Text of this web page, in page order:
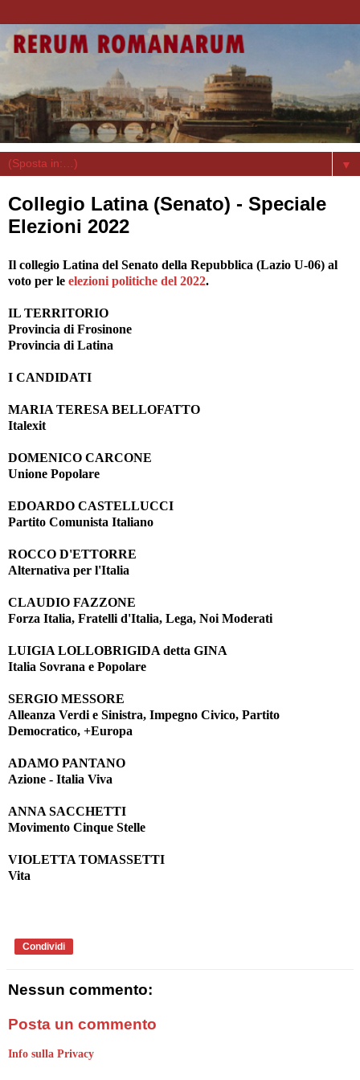
▼
Collegio Latina (Senato) - Speciale
Elezioni 2022
Il collegio Latina del Senato della Repubblica (Lazio U-06) al
voto per le elezioni politiche del 2022.
IL TERRITORIO
Provincia di Frosinone
Provincia di Latina
I CANDIDATI
MARIA TERESA BELLOFATTO
Italexit
DOMENICO CARCONE
Unione Popolare
EDOARDO CASTELLUCCI
Partito Comunista Italiano
ROCCO D'ETTORRE
Alternativa per l'Italia
CLAUDIO FAZZONE
Forza Italia, Fratelli d'Italia, Lega, Noi Moderati
LUIGIA LOLLOBRIGIDA detta GINA
Italia Sovrana e Popolare
SERGIO MESSORE
Alleanza Verdi e Sinistra, Impegno Civico, Partito
Democratico, +Europa
ADAMO PANTANO
Azione - Italia Viva
ANNA SACCHETTI
Movimento Cinque Stelle
VIOLETTA TOMASSETTI
Vita
Condividi
Nessun commento:
Posta un commento
Info sulla Privacy